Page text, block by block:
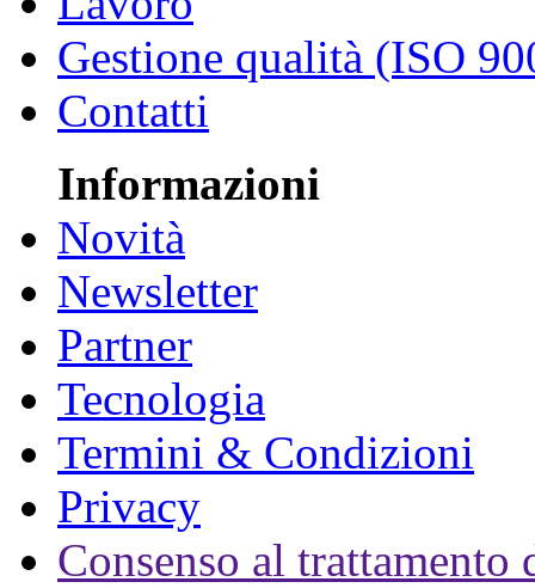
Gestione qualità (ISO
Contatti
Informazioni
Novità
Newsletter
Partner
Tecnologia
Termini & Condizioni
Privacy
Consenso al trattamento